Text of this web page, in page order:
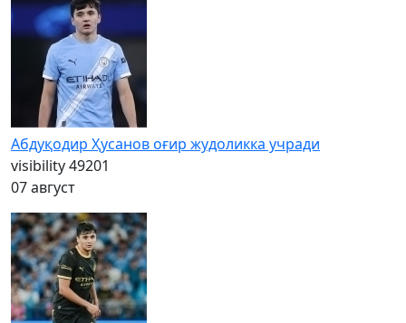
Абдуқодир Ҳусанов оғир жудоликка учради
visibility49201
07 август